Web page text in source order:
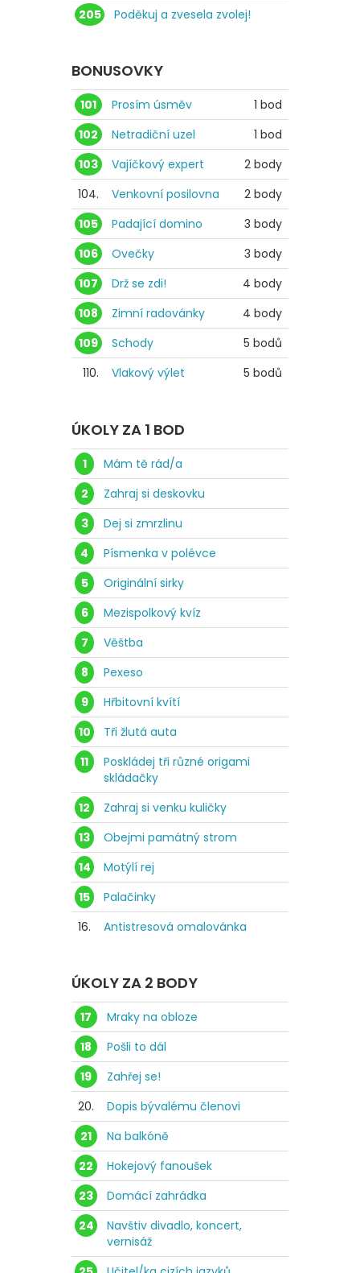
205
Poděkuj a zvesela zvolej!
BONUSOVKY
101 Prosím úsměv
1 bod
102
Netradiční uzel
1 bod
103
Vajíčkový expert
2 body
104.
Venkovní posilovna
2 body
105
Padající domino
3 body
106
Ovečky
3 body
107
Drž se zdi!
4 body
108
Zimní radovánky
4 body
109
Schody
5 bodů
110.
Vlakový výlet 5 bodů
ÚKOLY ZA 1 BOD
1
Mám tě rád/a
2
Zahraj si deskovku
3
Dej si zmrzlinu
4
Písmenka v polévce
5
Originální sirky
6
Mezispolkový kvíz
7
Věštba
8
Pexeso
9
Hřbitovní kvítí
10
Tři žlutá auta
11
Poskládej tři různé origami
skládačky
12
Zahraj si venku kuličky
13
Obejmi památný strom
14
Motýlí rej
15
Palačinky
16.
Antistresová omalovánka
ÚKOLY ZA 2 BODY
17
Mraky na obloze
18
Pošli to dál
19
Zahřej se!
20.
Dopis bývalému členovi
21
Na balkóně
22
Hokejový fanoušek
23
Domácí zahrádka
24
Navštiv divadlo, koncert,
vernisáž